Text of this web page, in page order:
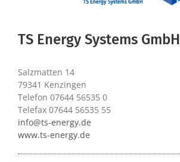
TS Energy Systems GmbH
Salzmatten 14
79341 Kenzingen
Telefon 07644 56535 0
Telefax 07644 56535 55
info@ts-energy.de
www.ts-energy.de